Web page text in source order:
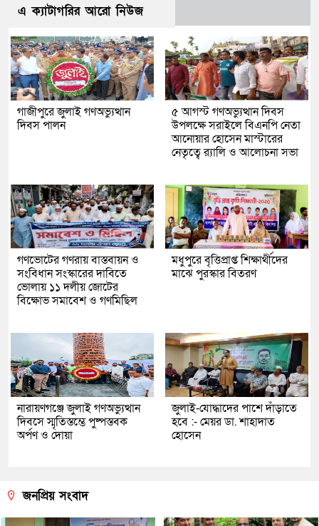
এ ক্যাটাগরির আরো নিউজ
গাজীপুরে জুলাই গণঅভ্যুত্থান
দিবস পালন
৫ আগস্ট গণঅভ্যুত্থান দিবস
উপলক্ষে সরাইলে বিএনপি নেতা
আনোয়ার হোসেন মাস্টারের
নেতৃত্বে র‍্যালি ও আলোচনা সভা
গণভোটের গণরায় বাস্তবায়ন ও
সংবিধান সংস্কারের দাবিতে
ভোলায় ১১ দলীয় জোটের
বিক্ষোভ সমাবেশ ও গণমিছিল
মধুপুরে বৃত্তিপ্রাপ্ত শিক্ষার্থীদের
মাঝে পুরস্কার বিতরণ
নারায়ণগঞ্জে জুলাই গণঅভ্যুত্থান
দিবসে স্মৃতিস্তম্ভে পুষ্পস্তবক
অর্পণ ও দোয়া
জুলাই-যোদ্ধাদের পাশে দাঁড়াতে
হবে :- মেয়র ডা. শাহাদাত
হোসেন
জনপ্রিয় সংবাদ